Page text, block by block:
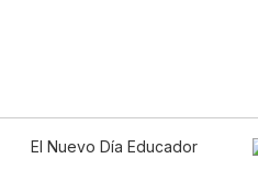
El Nuevo Día Educador